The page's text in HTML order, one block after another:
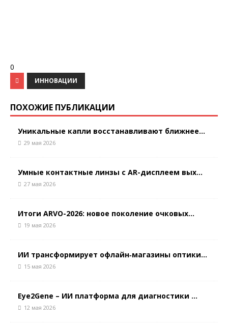
0
ИННОВАЦИИ
ПОХОЖИЕ ПУБЛИКАЦИИ
Уникальные капли восстанавливают ближнее...
29 мая 2026
Умные контактные линзы с AR-дисплеем вых...
27 мая 2026
Итоги ARVO-2026: новое поколение очковых...
19 мая 2026
ИИ трансформирует офлайн‑магазины оптики...
15 мая 2026
Eye2Gene – ИИ платформа для диагностики ...
12 мая 2026